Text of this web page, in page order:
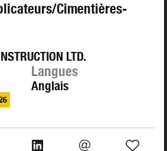
Cimentières-
LTD.
Langues
Anglais